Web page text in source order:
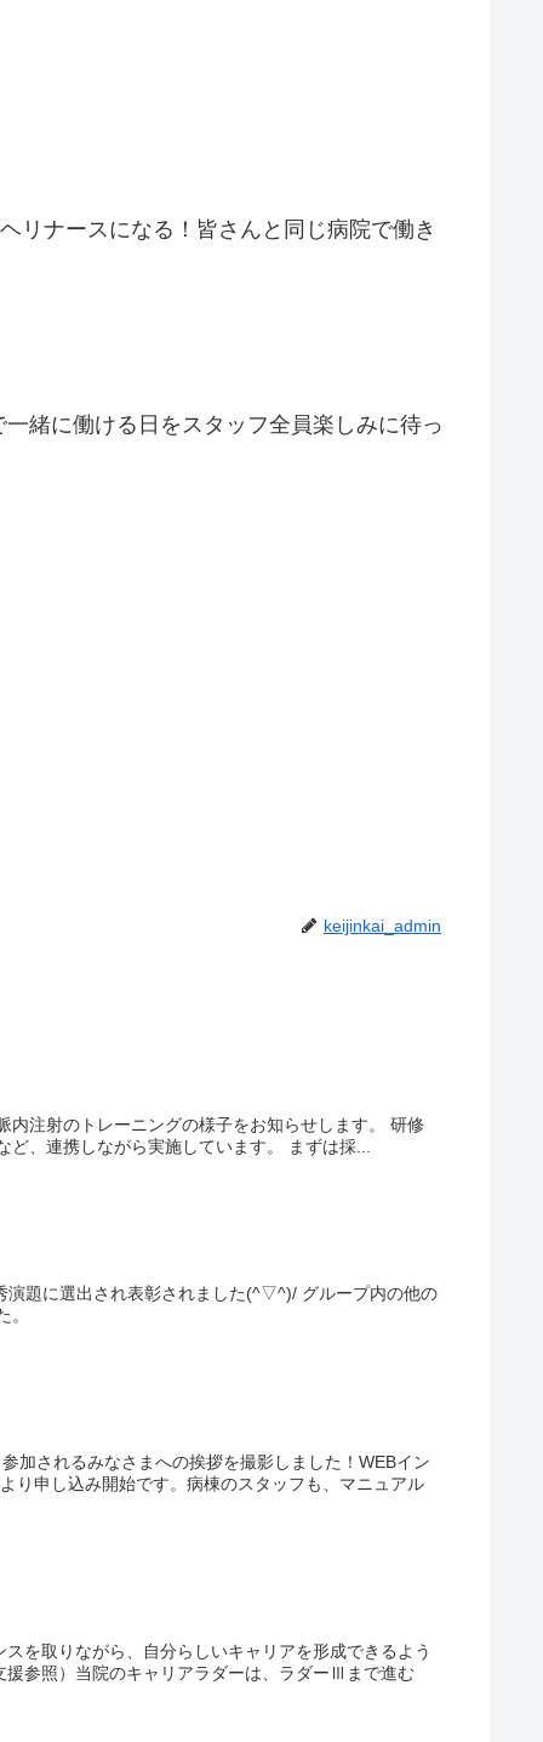
リナースになる！皆さんと同じ病院で働き
緒に働ける日をスタッフ全員楽しみに待っ
keijinkai_admin
注射のトレーニングの様子をお知らせします。 研修
ど、連携しながら実施しています。 まずは採...
演題に選出され表彰されました(^▽^)/ グループ内の他の
ました。
加されるみなさまへの挨拶を撮影しました！WEBイン
り申し込み開始です。病棟のスタッフも、マニュアル
を取りながら、自分らしいキャリアを形成できるよう
参照）当院のキャリアラダーは、ラダーⅢまで進む